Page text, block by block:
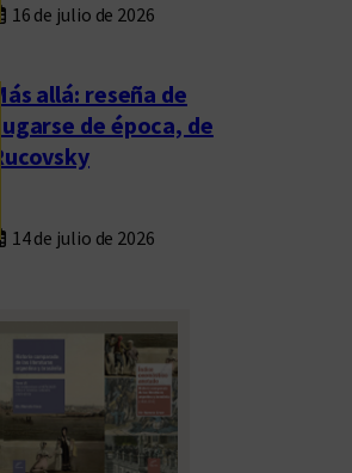
16 de julio de 2026
Más allá: reseña de
Fugarse de época, de
Rucovsky
14 de julio de 2026